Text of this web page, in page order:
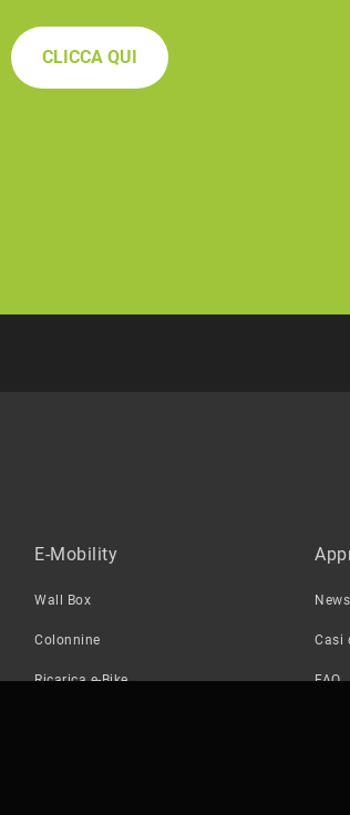
CLICCA QUI
E-Mobility
Wall Box
Colonnine
Ricarica e-Bike
Casi
FAQ